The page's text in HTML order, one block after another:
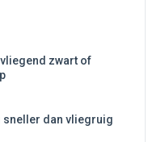
zwart of
dan vliegruig